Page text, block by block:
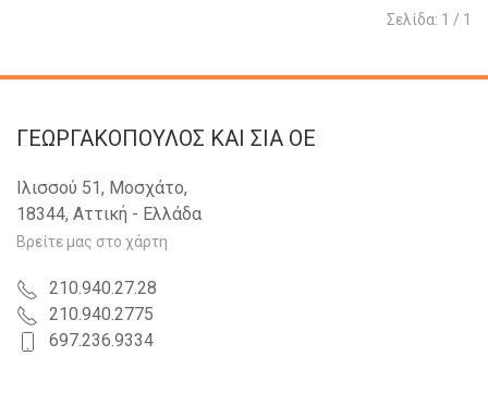
Σελίδα: 1 / 1
ΓΕΩΡΓΑΚΟΠΟΥΛΟΣ KAI ΣΙΑ OE
Ιλισσού 51, Μοσχάτο,
18344, Αττική - Ελλάδα
Βρείτε μας στο χάρτη
210.940.27.28
210.940.2775
697.236.9334